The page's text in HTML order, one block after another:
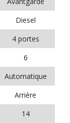
Diesel
4 portes
6
Automatique
Arrière
14